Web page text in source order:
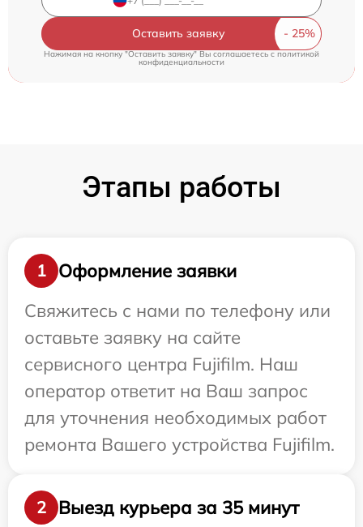
Оставить заявку
Нажимая на кнопку "Оставить заявку" Вы соглашаетесь c политикой
конфиденциальности
Этапы работы
1
Оформление заявки
Свяжитесь с нами по телефону или
оставьте заявку на сайте
сервисного центра Fujifilm. Наш
оператор ответит на Ваш запрос
для уточнения необходимых работ
ремонта Вашего устройства Fujifilm.
2 Выезд курьера за 35 минут